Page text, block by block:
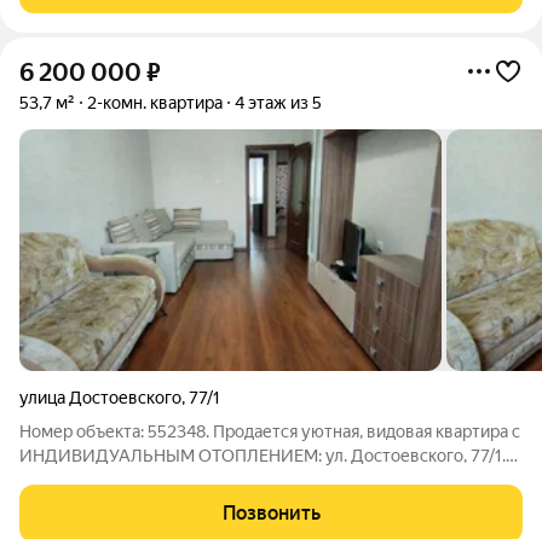
6 200 000 ₽
53,7 м² 2-комн. квартира 4 этаж из 5
улица Достоевского,77/1
Номер объекта: 552348. Продается уютная, видовая квартира с
ИНДИВИДУАЛЬНЫМ ОТОПЛЕНИЕМ: ул. Достоевского, 77/1.
качественный ремонт, остается мебель и вся необходимая
бытовая техника. Просторная
Позвонить